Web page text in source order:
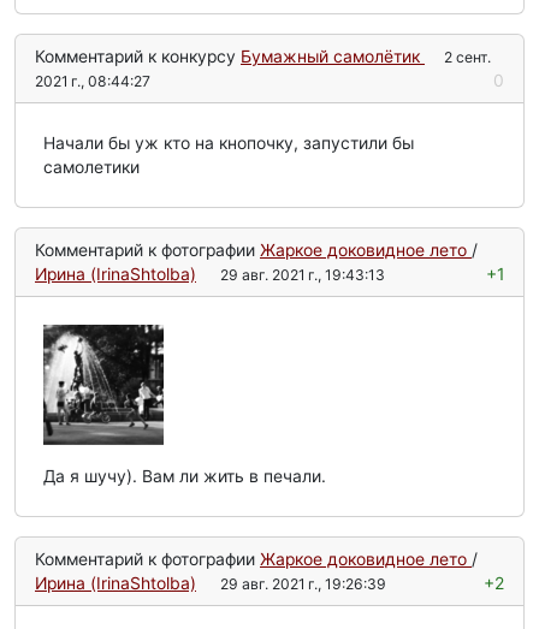
Комментарий к конкурсу Бумажный самолётик
2 сент.
2021 г., 08:44:27
0
Начали бы уж кто на кнопочку, запустили бы
самолетики
Комментарий к фотографии Жаркое доковидное лето /
Ирина (IrinaShtolba)
29 авг. 2021 г., 19:43:13 +1
Да я шучу). Вам ли жить в печали.
Комментарий к фотографии Жаркое доковидное лето /
Ирина (IrinaShtolba)
29 авг. 2021 г., 19:26:39 +2